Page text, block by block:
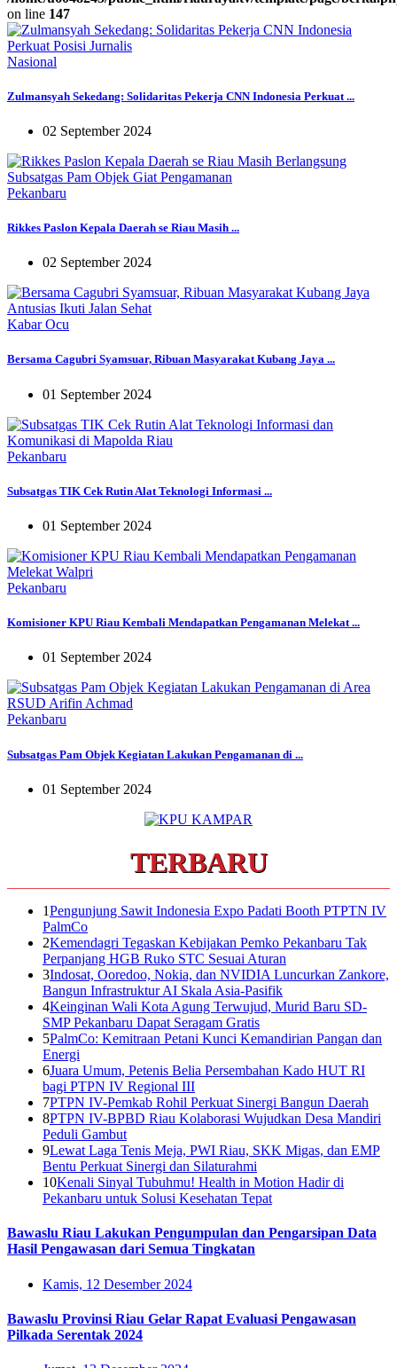
on line 147
Nasional
Zulmansyah Sekedang: Solidaritas Pekerja CNN Indonesia Perkuat ...
02 September 2024
Pekanbaru
Rikkes Paslon Kepala Daerah se Riau Masih ...
02 September 2024
Kabar Ocu
Bersama Cagubri Syamsuar, Ribuan Masyarakat Kubang Jaya ...
01 September 2024
Pekanbaru
Subsatgas TIK Cek Rutin Alat Teknologi Informasi ...
01 September 2024
Pekanbaru
Komisioner KPU Riau Kembali Mendapatkan Pengamanan Melekat ...
01 September 2024
Pekanbaru
Subsatgas Pam Objek Kegiatan Lakukan Pengamanan di ...
01 September 2024
TERBARU
1Pengunjung Sawit Indonesia Expo Padati Booth PTPTN IV
PalmCo
2Kemendagri Tegaskan Kebijakan Pemko Pekanbaru Tak
Perpanjang HGB Ruko STC Sesuai Aturan
3Indosat, Ooredoo, Nokia, dan NVIDIA Luncurkan Zankore,
Bangun Infrastruktur AI Skala Asia-Pasifik
4Keinginan Wali Kota Agung Terwujud, Murid Baru SD-
SMP Pekanbaru Dapat Seragam Gratis
5PalmCo: Kemitraan Petani Kunci Kemandirian Pangan dan
Energi
6Juara Umum, Petenis Belia Persembahan Kado HUT RI
bagi PTPN IV Regional III
7PTPN IV-Pemkab Rohil Perkuat Sinergi Bangun Daerah
8PTPN IV-BPBD Riau Kolaborasi Wujudkan Desa Mandiri
Peduli Gambut
9Lewat Laga Tenis Meja, PWI Riau, SKK Migas, dan EMP
Bentu Perkuat Sinergi dan Silaturahmi
10Kenali Sinyal Tubuhmu! Health in Motion Hadir di
Pekanbaru untuk Solusi Kesehatan Tepat
Bawaslu Riau Lakukan Pengumpulan dan Pengarsipan Data
Hasil Pengawasan dari Semua Tingkatan
Kamis, 12 Desember 2024
Bawaslu Provinsi Riau Gelar Rapat Evaluasi Pengawasan
Pilkada Serentak 2024